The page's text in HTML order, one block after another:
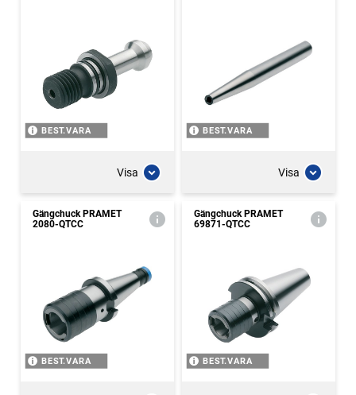
BEST.VARA
Visa
BEST.VARA
Visa
Gängchuck PRAMET
2080-QTCC
BEST.VARA
Gängchuck PRAMET
69871-QTCC
BEST.VARA